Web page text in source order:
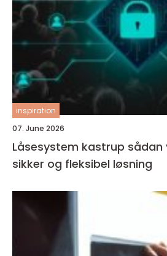
inspiration
07. June 2026
Låsesystem kastrup sådan vælger du en
sikker og fleksibel løsning